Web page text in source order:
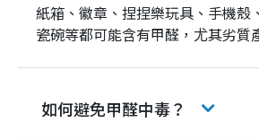
紙箱、徽章、捏捏樂玩具、手機殼
瓷碗等都可能含有甲醛，尤其劣質
如何避免甲醛中毒？